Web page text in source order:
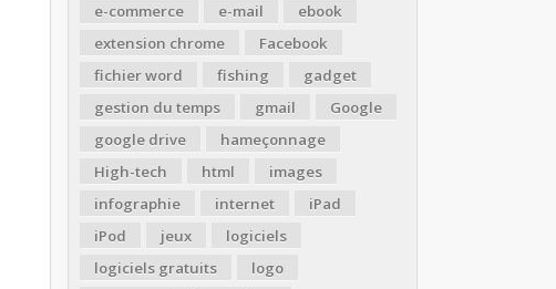
e-commerce
e-mail
ebook
extension chrome
Facebook
fichier word
fishing
gadget
gestion du temps
gmail
Google
google drive
hameçonnage
High-tech
html
images
infographie
internet
iPad
iPod
jeux
logiciels
logiciels gratuits
logo